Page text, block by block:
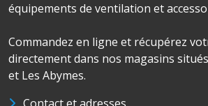
équipements de ventilation et
Commandez en ligne et récupérez
directement dans nos magasins
et Les Abymes.